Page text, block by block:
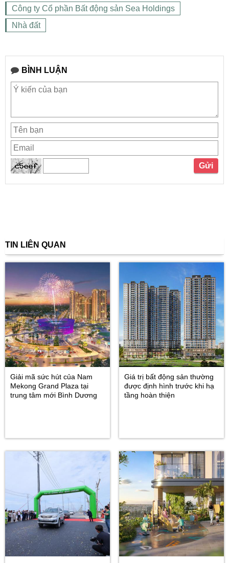
Công ty Cổ phần Bất động sản Sea Holdings
Nhà đất
BÌNH LUẬN
TIN LIÊN QUAN
Giải mã sức hút của Nam
Mekong Grand Plaza tại
trung tâm mới Bình Dương
Giá trị bất động sản thường
được định hình trước khi hạ
tầng hoàn thiện